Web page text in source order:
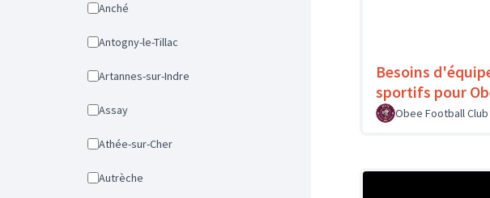
Anché
Antogny-le-Tillac
Artannes-sur-Indre
Assay
Athée-sur-Cher
Autrèche
Besoins
sportifs pour
Obee Football Club